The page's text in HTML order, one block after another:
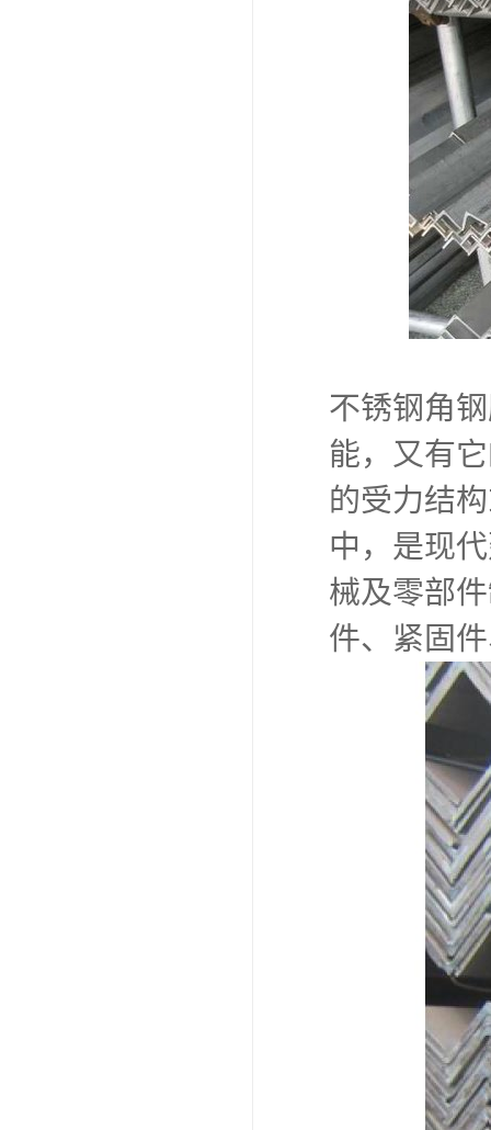
不锈钢角
能，又有
的受力结
中，是现
械及零部
件、紧固